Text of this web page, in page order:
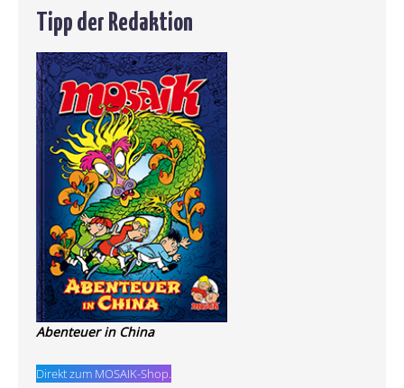
Tipp der Redaktion
Abenteuer in China
Direkt zum MOSAIK-Shop.